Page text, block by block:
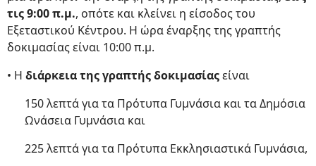
τις 9:00 π.μ., οπότε και κλείνει η είσοδος του
Εξεταστικού Κέντρου. Η ώρα έναρξης της γραπτής
δοκιμασίας είναι 10:00 π.μ.
• Η διάρκεια της γραπτής δοκιμασίαςείναι
150 λεπτά για τα Πρότυπα Γυμνάσια και τα Δημόσια
Ωνάσεια Γυμνάσια και
225 λεπτά για τα Πρότυπα Εκκλησιαστικά Γυμνάσια,